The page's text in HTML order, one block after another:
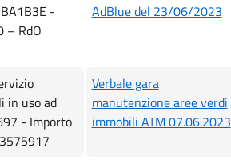
-
– RdO
AdBlue del 23/06/2023
in uso ad
- Importo
Verbale gara
manutenzione aree verdi
immobili ATM 07.06.2023